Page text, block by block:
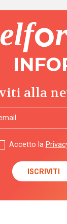
alla
Accetto la